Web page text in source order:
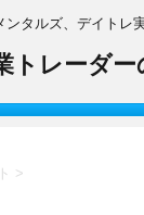
タルズ、デイトレ
トレーダ
>